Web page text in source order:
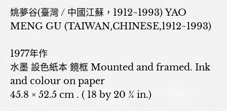
姚夢谷(臺灣 / 中國江蘇，1912~1993) YAO
MENG GU (TAIWAN,CHINESE,1912~1993)
1977年作
水墨 設色紙本 鏡框 Mounted and framed. Ink
and colour on paper
45.8 × 52.5 cm . ( 18 by 20 ¾ in.)